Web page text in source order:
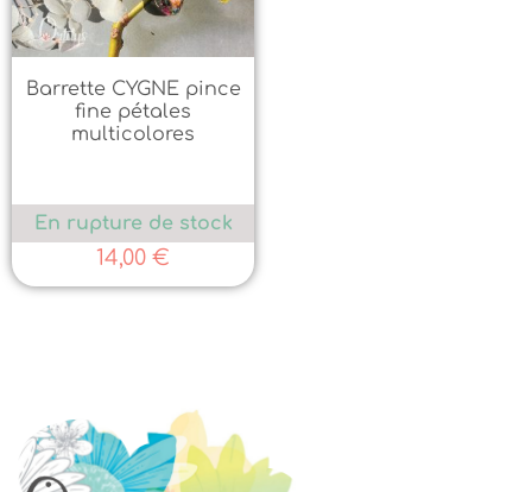
Barrette CYGNE pince
fine pétales
multicolores
En rupture de stock
14,00 €